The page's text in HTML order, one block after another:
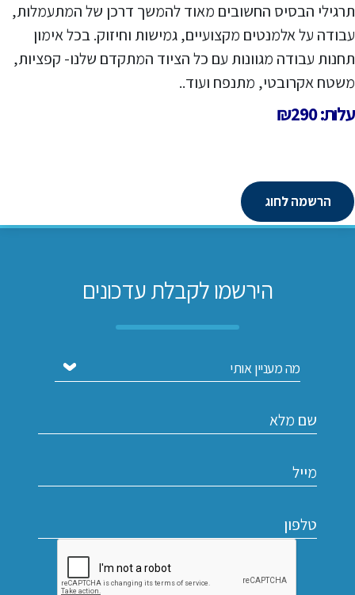
תרגילי הבסיס החשובים מאוד להמשך דרכן של המתעמלות,
עבודה על אלמנטים מקצועיים, גמישות וחיזוק. בכל אימון
תחנות עבודה מגוונות עם כל הציוד המתקדם שלנו- קפציות,
משטח אקרובטי, מתנפח ועוד..
עלות: ₪290
הרשמה לחוג
הירשמו לקבלת עדכונים